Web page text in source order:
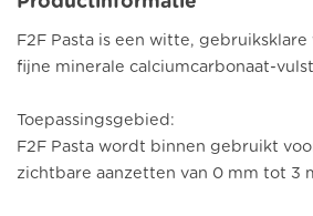
F2F Pasta is een witte,
fijne minerale calciumcarbonaat-
Toepassingsgebied:
F2F Pasta wordt binnen gebruikt
zichtbare aanzetten van 0 mm tot 3